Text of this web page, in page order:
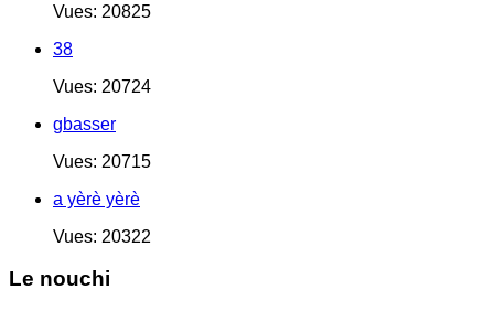
Vues: 20825
38
Vues: 20724
gbasser
Vues: 20715
a yèrè yèrè
Vues: 20322
Le nouchi